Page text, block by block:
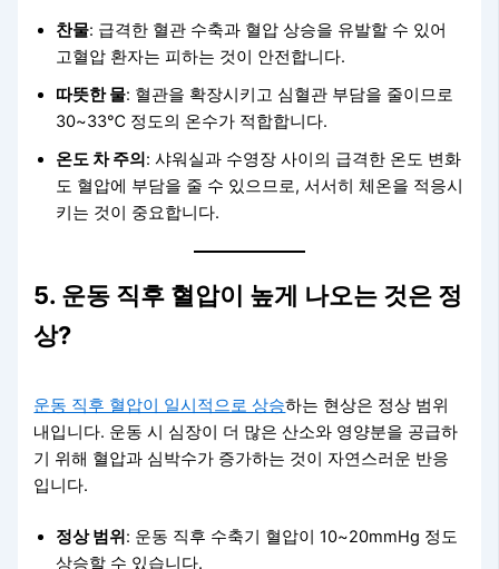
찬물: 급격한 혈관 수축과 혈압 상승을 유발할 수 있어
고혈압 환자는 피하는 것이 안전합니다.
따뜻한 물: 혈관을 확장시키고 심혈관 부담을 줄이므로
30~33℃ 정도의 온수가 적합합니다.
온도 차 주의: 샤워실과 수영장 사이의 급격한 온도 변화
도 혈압에 부담을 줄 수 있으므로, 서서히 체온을 적응시
키는 것이 중요합니다.
5. 운동 직후 혈압이 높게 나오는 것은 정
상?
운동 직후 혈압이 일시적으로 상승하는 현상은 정상 범위
내입니다. 운동 시 심장이 더 많은 산소와 영양분을 공급하
기 위해 혈압과 심박수가 증가하는 것이 자연스러운 반응
입니다.
정상 범위: 운동 직후 수축기 혈압이 10~20mmHg 정도
상승할 수 있습니다.